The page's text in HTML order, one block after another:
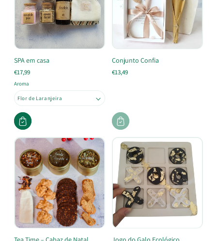
SPA em casa
€17,99
Aroma
Conjunto Confia
€13,49